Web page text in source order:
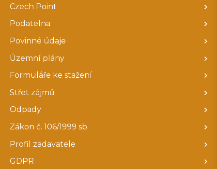
Czech Point
Podatelna
Povinné údaje
Územní plány
Formuláře ke stažení
Střet zájmů
Odpady
Zákon č. 106/1999 sb.
Profil zadavatele
GDPR